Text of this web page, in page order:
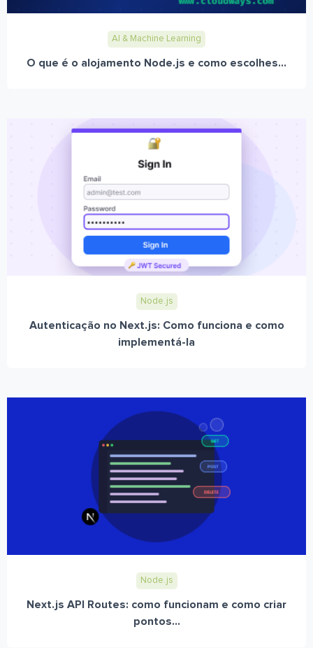
AI & Machine Learning
O que é o alojamento Node.js e como escolhes...
Node.js
Autenticação no Next.js: Como funciona e como
implementá-la
Node.js
Next.js API Routes: como funcionam e como criar
pontos...